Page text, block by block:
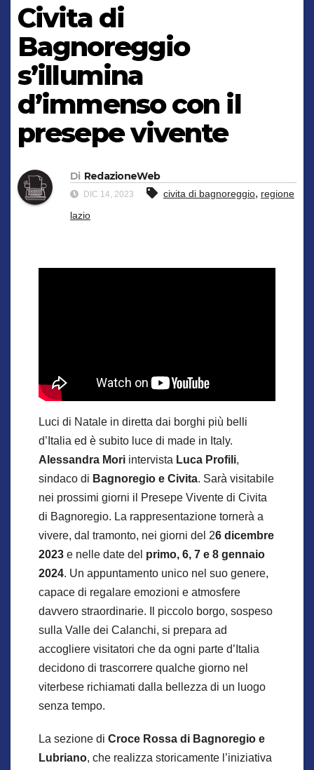
Civita di
Bagnoreggio
s’illumina
d’immenso con il
presepe vivente
Di RedazioneWeb
DIC 14, 2023 civita di bagnoreggio, regione
lazio
Luci di Natale in diretta dai borghi più belli
d’Italia ed è subito luce di made in Italy.
Alessandra Mori intervista Luca Profili,
sindaco di Bagnoregio e Civita. Sarà visitabile
nei prossimi giorni il Presepe Vivente di Civita
di Bagnoregio. La rappresentazione tornerà a
vivere, dal tramonto, nei giorni del 26 dicembre
2023 e nelle date del primo, 6, 7 e 8 gennaio
2024. Un appuntamento unico nel suo genere,
capace di regalare emozioni e atmosfere
davvero straordinarie. Il piccolo borgo, sospeso
sulla Valle dei Calanchi, si prepara ad
accogliere visitatori che da ogni parte d’Italia
decidono di trascorrere qualche giorno nel
viterbese richiamati dalla bellezza di un luogo
senza tempo.
La sezione di Croce Rossa di Bagnoregio e
Lubriano, che realizza storicamente l’iniziativa